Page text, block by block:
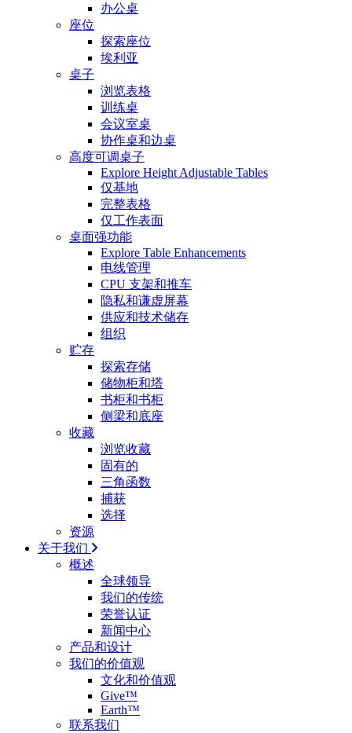
办公桌
座位
探索座位
埃利亚
桌子
浏览表格
训练桌
会议室桌
协作桌和边桌
高度可调桌子
Explore Height Adjustable Tables
仅基地
完整表格
仅工作表面
桌面强功能
Explore Table Enhancements
电线管理
CPU 支架和推车
隐私和谦虚屏幕
供应和技术储存
组织
贮存
探索存储
储物柜和塔
书柜和书柜
侧梁和底座
收藏
浏览收藏
固有的
三角函数
捕获
选择
资源
关于我们
概述
全球领导
我们的传统
荣誉认证
新闻中心
产品和设计
我们的价值观
文化和价值观
Give™
Earth™
联系我们